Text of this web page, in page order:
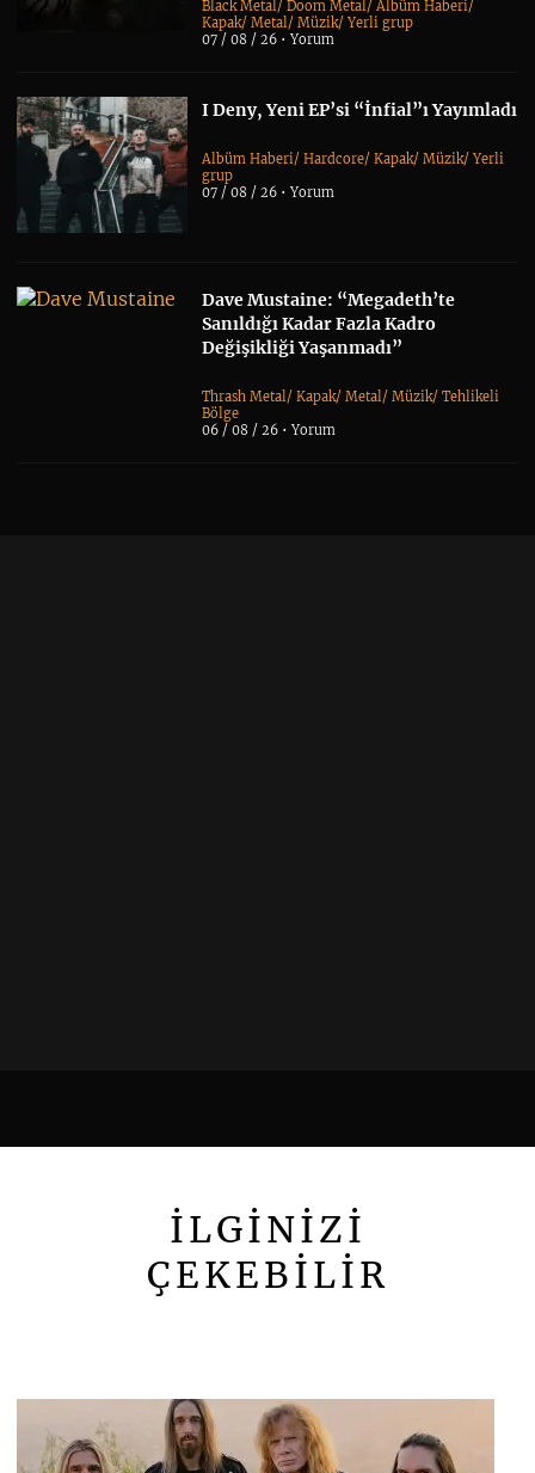
Black Metal /Doom Metal /Albüm Haberi/
Kapak/Metal /Müzik/Yerli grup
07 / 08 / 26 •Yorum
I Deny, Yeni EP’si “İnfial”ı Yayımladı
Albüm Haberi/Hardcore/Kapak/Müzik/Yerli
grup
07 / 08 / 26 •Yorum
Dave Mustaine: “Megadeth’te
Sanıldığı Kadar Fazla Kadro
Değişikliği Yaşanmadı”
Thrash Metal/Kapak/Metal/Müzik/Tehlikeli
Bölge
06 / 08 / 26 •Yorum
İLGİNİZİ
ÇEKEBİLİR